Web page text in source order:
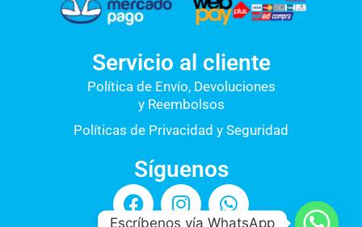
Servicio al cliente
Política de Envío, Devoluciones
y Reembolsos
Políticas de Privacidad y Seguridad
Síguenos
F
a
I
n
W
h
Escríbenos vía WhatsApp